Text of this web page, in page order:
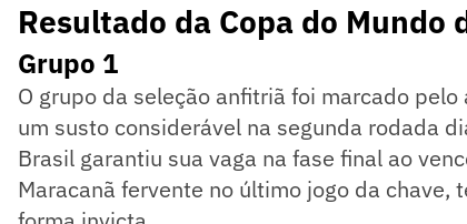
Resultado da Copa do Mundo
Grupo 1
O grupo da seleção anfitriã foi marcado
um susto considerável na segunda rodada
Brasil garantiu sua vaga na fase final ao
Maracanã fervente no último jogo da chave,